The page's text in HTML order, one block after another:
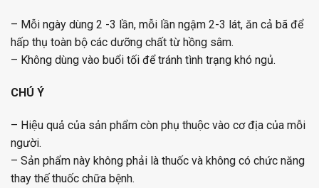
– Mỗi ngày dùng 2 -3 lần, mỗi lần ngậm 2-3 lát, ăn cả bã để
hấp thụ toàn bộ các dưỡng chất từ hồng sâm.
– Không dùng vào buổi tối để tránh tình trạng khó ngủ.
CHÚ Ý
– Hiệu quả của sản phẩm còn phụ thuộc vào cơ địa của mỗi
người.
– Sản phẩm này không phải là thuốc và không có chức năng
thay thế thuốc chữa bệnh.